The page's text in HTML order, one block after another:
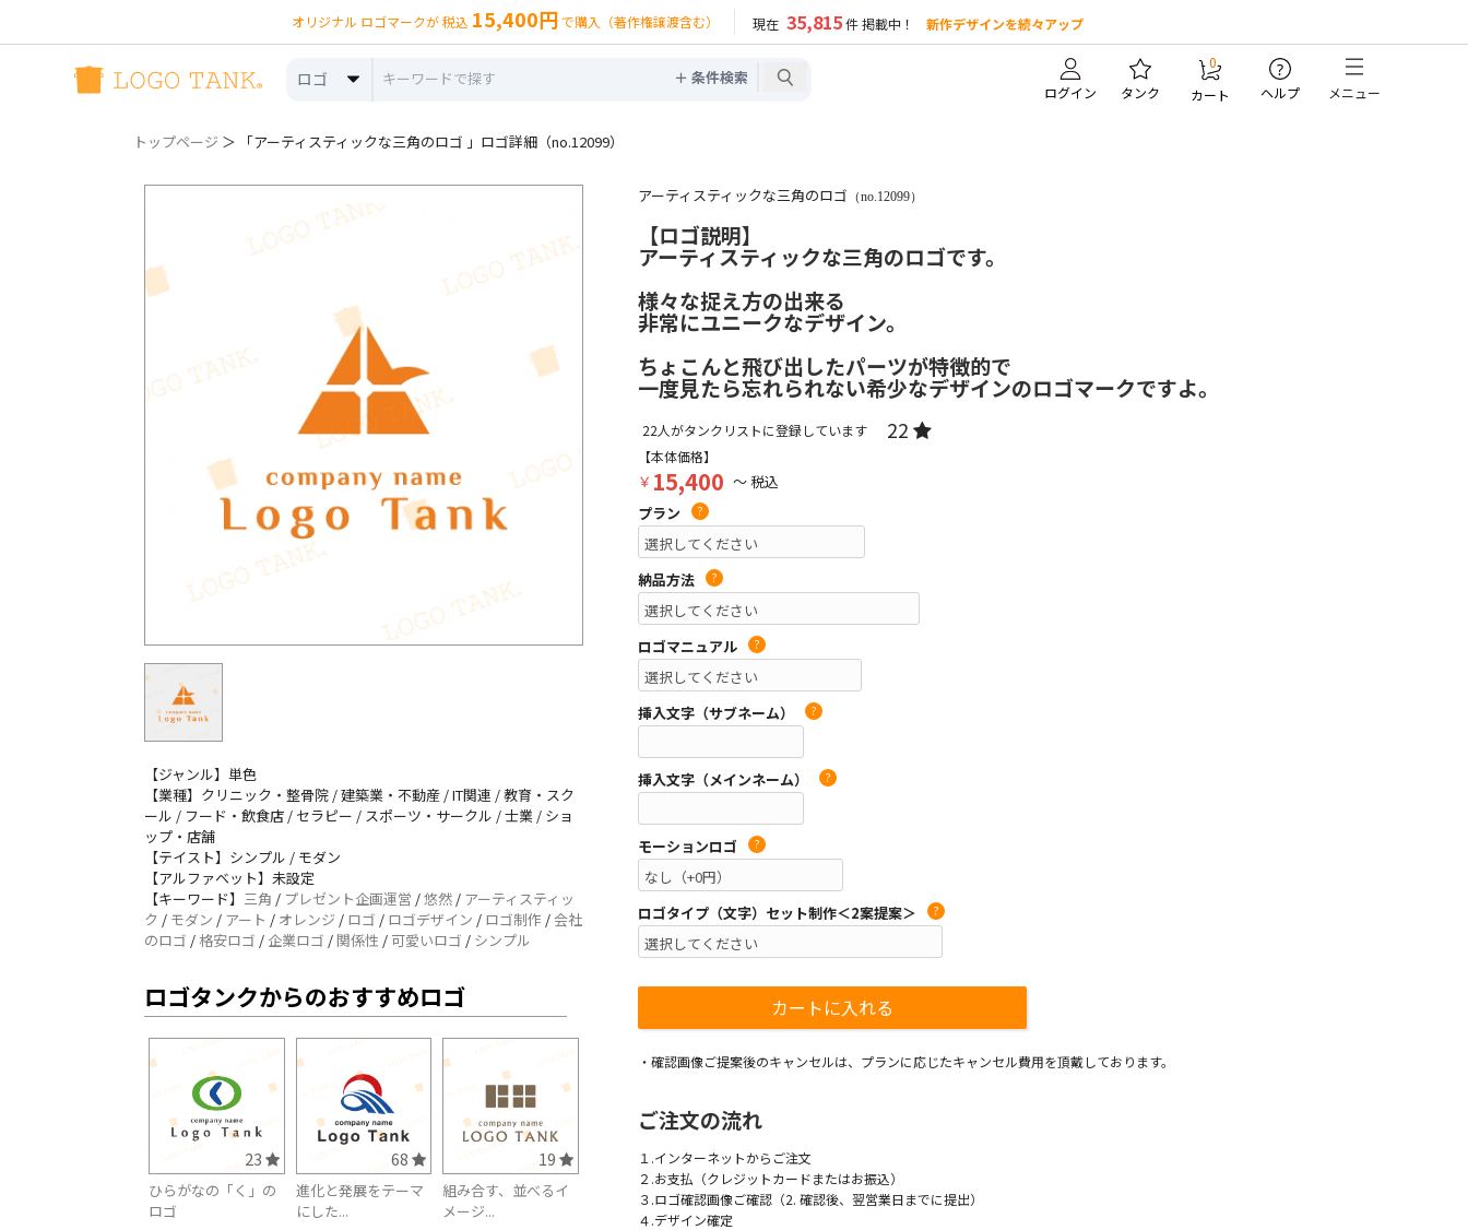
オリジナル ロゴマークが 税込 15,400円 で購入（著作権譲渡含む） 現在 35,815件 掲載中！ 新作デザインを続々アップ
ロゴ ＋ 条件検索
ログイン タンク
0
カート
?
ヘルプ メニュー
トップページ ＞ 「アーティスティックな三角のロゴ 」ロゴ詳細（no.12099）
【ジャンル】単色
【業種】クリニック・整骨院 / 建築業・不動産 / IT関連 / 教育・スク
ール / フード・飲食店 / セラピー / スポーツ・サークル / 士業 / ショ
ップ・店舗
【テイスト】シンプル / モダン
【アルファベット】未設定
【キーワード】 三角 / プレゼント企画運営 /悠然 / アーティスティッ
ク / モダン / アート / オレンジ / ロゴ / ロゴデザイン / ロゴ制作 / 会社
のロゴ / 格安ロゴ / 企業ロゴ /関係性 / 可愛いロゴ / シンプル
ロゴタンクからのおすすめロゴ
23
ひらがなの「く」の
ロゴ
68
進化と発展をテーマ
にした...
19
組み合す、並べるイ
メージ...
アーティスティックな三角のロゴ （no.12099）
【ロゴ説明】
アーティスティックな三角のロゴです。
様々な捉え方の出来る
非常にユニークなデザイン。
ちょこんと飛び出したパーツが特徴的で
一度見たら忘れられない希少なデザインのロゴマークですよ。
22人がタンクリストに登録しています 22
【本体価格】
￥ 15,400 ～ 税込
プラン
?
納品方法 ?
ロゴマニュアル ?
挿入文字（サブネーム） ?
挿入文字（メインネーム） ?
モーションロゴ ?
ロゴタイプ（文字）セット制作＜2案提案＞ ?
・確認画像ご提案後のキャンセルは、プランに応じたキャンセル費用を頂戴しております。
ご注文の流れ
１.インターネットからご注文
２.お支払（クレジットカードまたはお振込）
３.ロゴ確認画像ご確認（2. 確認後、翌営業日までに提出）
４.デザイン確定